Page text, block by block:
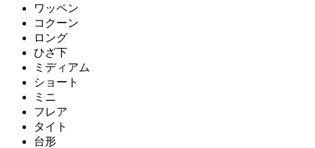
ワッペン
コクーン
ロング
ひざ下
ミディアム
ショート
ミニ
フレア
タイト
台形